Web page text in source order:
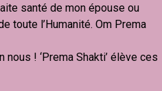
santé de mon épouse ou
toute l’Humanité. Om Prema
! ‘Prema Shakti’ élève ces